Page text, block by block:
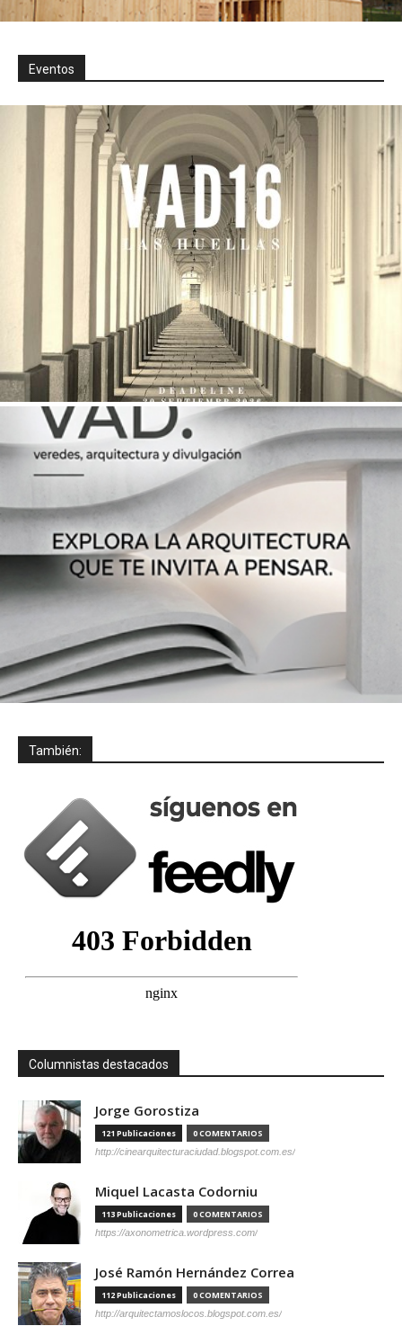
Eventos
También:
Columnistas destacados
Jorge Gorostiza
121 Publicaciones 0 COMENTARIOS
http://cinearquitecturaciudad.blogspot.com.es/
Miquel Lacasta Codorniu
113 Publicaciones 0 COMENTARIOS
https://axonometrica.wordpress.com/
José Ramón Hernández Correa
112 Publicaciones 0 COMENTARIOS
http://arquitectamoslocos.blogspot.com.es/